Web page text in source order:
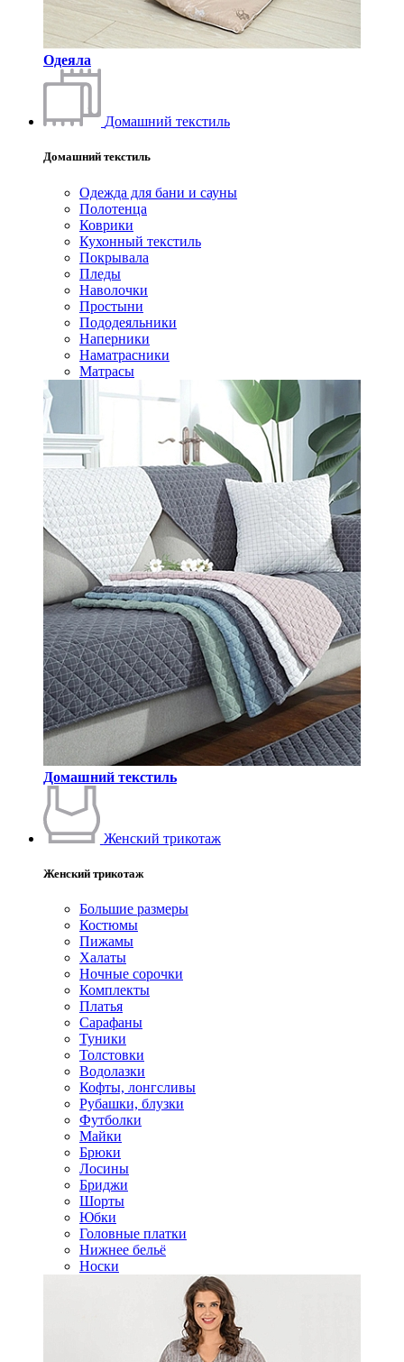
Одеяла
Домашний текстиль
Домашний текстиль
Одежда для бани и сауны
Полотенца
Коврики
Кухонный текстиль
Покрывала
Пледы
Наволочки
Простыни
Пододеяльники
Наперники
Наматрасники
Матрасы
Домашний текстиль
Женский трикотаж
Женский трикотаж
Большие размеры
Костюмы
Пижамы
Халаты
Ночные сорочки
Комплекты
Платья
Сарафаны
Туники
Толстовки
Водолазки
Кофты, лонгсливы
Рубашки, блузки
Футболки
Майки
Брюки
Лосины
Бриджи
Шорты
Юбки
Головные платки
Нижнее бельё
Носки